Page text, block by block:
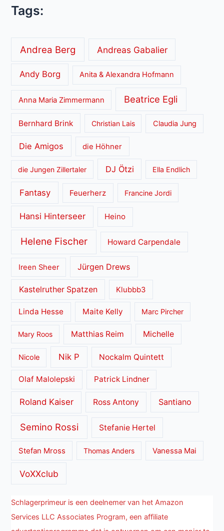
Tags:
Andrea Berg Andreas Gabalier
Andy Borg Anita & Alexandra Hofmann
Anna Maria Zimmermann Beatrice Egli
Bernhard Brink Christian Lais Claudia Jung
Die Amigos die Höhner
die Jungen Zillertaler DJ Ötzi Ella Endlich
Fantasy Feuerherz Francine Jordi
Hansi Hinterseer Heino
Helene Fischer Howard Carpendale
Ireen Sheer Jürgen Drews
Kastelruther Spatzen Klubbb3
Linda Hesse Maite Kelly Marc Pircher
Mary Roos Matthias Reim Michelle
Nicole Nik P Nockalm Quintett
Olaf Malolepski Patrick Lindner
Roland Kaiser Ross Antony Santiano
Semino Rossi Stefanie Hertel
Stefan Mross Thomas Anders Vanessa Mai
VoXXclub
Schlagerprimeur is een deelnemer van het Amazon
Services LLC Associates Program, een affiliate